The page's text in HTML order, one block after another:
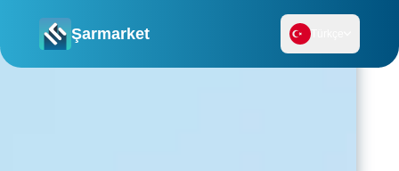
Şarmarket